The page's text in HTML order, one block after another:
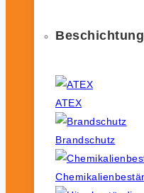
ATEX
Brandschutz